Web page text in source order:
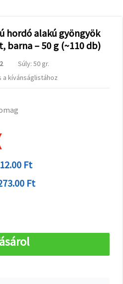
hordó alakú gyöngyök
barna – 50 g (~110 db)
Súly: 50 gr.
a kívánságlistához
Ft
Ft